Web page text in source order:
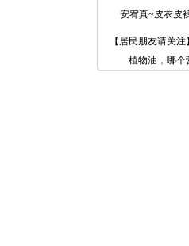
安宥真~皮衣皮
【居民朋友请关
植物油，哪个